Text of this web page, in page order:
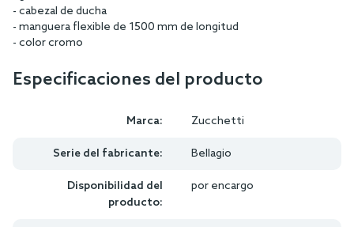
- cabezal de ducha
- manguera flexible de 1500 mm de longitud
- color cromo
Especificaciones del producto
Marca: Zucchetti
Serie del fabricante: Bellagio
Disponibilidad del
producto:
por encargo